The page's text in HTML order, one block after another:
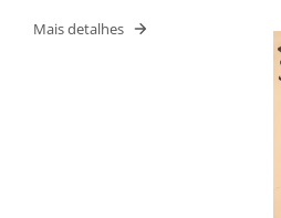
Mais detalhes